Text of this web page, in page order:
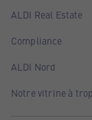
ALDI Real Estate
Compliance
ALDI Nord
Notre vitrine à